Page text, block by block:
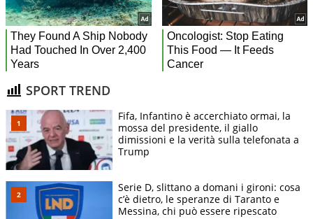
SPORT TREND
Fifa, Infantino è accerchiato ormai, la
mossa del presidente, il giallo
dimissioni e la verità sulla telefonata a
Trump
Serie D, slittano a domani i gironi: cosa
c’è dietro, le speranze di Taranto e
Messina, chi può essere ripescato